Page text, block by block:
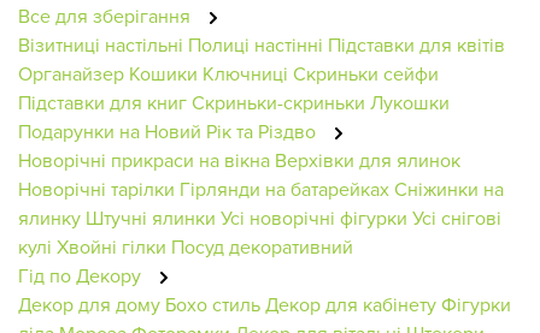
Все для зберігання
Візитниці настільні Полиці настінні Підставки для квітів
Органайзер Кошики Ключниці Скриньки сейфи
Підставки для книгСкриньки-скриньки Лукошки
Подарунки на Новий Рік та Різдво
Новорічні прикраси на вікна Верхівки для ялинок
Новорічні тарілки Гірлянди на батарейкахСніжинки на
ялинку Штучні ялинки Усі новорічні фігурки Усі снігові
кулі Хвойні гілки Посуд декоративний
Гід по Декору
Декор для дому Бохо стильДекор для кабінетуФігурки